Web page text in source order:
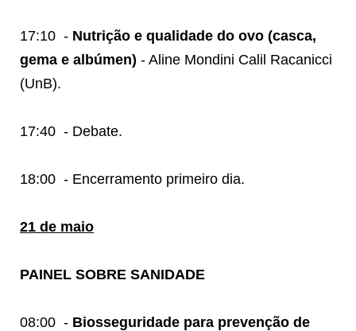
17:10 - Nutrição e qualidade do ovo (casca,
gema e albúmen) - Aline Mondini Calil Racanicci
(UnB).
17:40 - Debate.
18:00 - Encerramento primeiro dia.
21 de maio
PAINEL SOBRE SANIDADE
08:00 - Biosseguridade para prevenção de